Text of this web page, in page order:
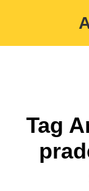
/home/atmerkakis/
Tag